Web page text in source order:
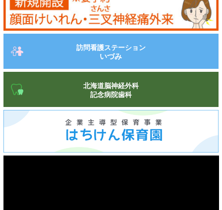
訪問看護ステーション
いづみ
北海道脳神経外科
記念病院歯科